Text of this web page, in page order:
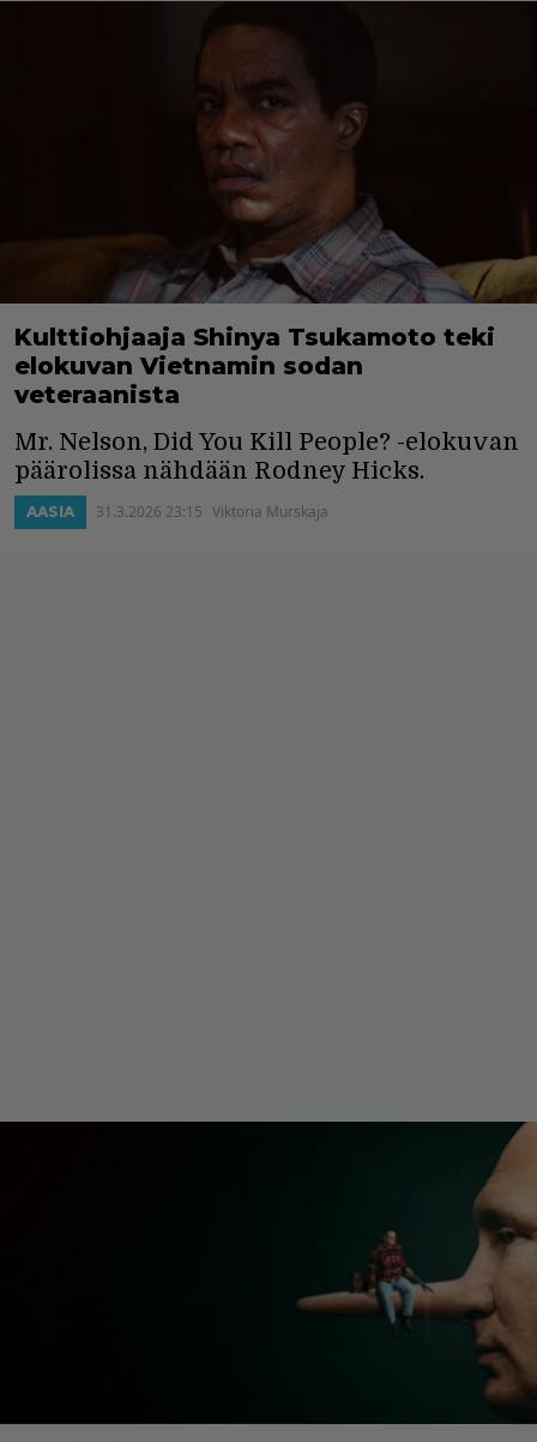
Kulttiohjaaja Shinya Tsukamoto teki
elokuvan Vietnamin sodan
veteraanista
Mr. Nelson, Did You Kill People? -elokuvan
päärolissa nähdään Rodney Hicks.
AASIA 31.3.2026 23:15 Viktoria Murskaja